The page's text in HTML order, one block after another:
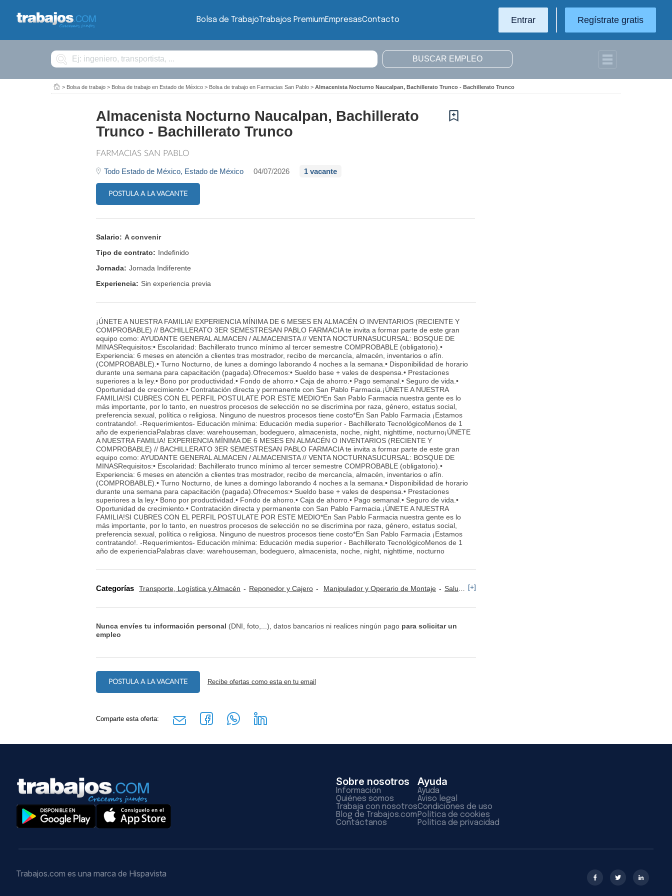
Bolsa de TrabajoTrabajos PremiumEmpresasContacto Entrar Regístrate gratis
Buscar
> Bolsa de trabajo > Bolsa de trabajo en Estado de México > Bolsa de trabajo en Farmacias San Pablo > Almacenista Nocturno Naucalpan, Bachillerato Trunco - Bachillerato Trunco
Almacenista Nocturno Naucalpan, Bachillerato
Trunco - Bachillerato Trunco
FARMACIAS SAN PABLO
Todo Estado de México, Estado de México 04/07/2026 1 vacante
POSTULA A LA VACANTE
Salario: A convenir
Tipo de contrato: Indefinido
Jornada: Jornada Indiferente
Experiencia: Sin experiencia previa
¡ÚNETE A NUESTRA FAMILIA! EXPERIENCIA MÍNIMA DE 6 MESES EN ALMACÉN O INVENTARIOS (RECIENTE Y
COMPROBABLE) // BACHILLERATO 3ER SEMESTRESAN PABLO FARMACIA te invita a formar parte de este gran
equipo como: AYUDANTE GENERAL ALMACEN / ALMACENISTA // VENTA NOCTURNASUCURSAL: BOSQUE DE
MINASRequisitos:• Escolaridad: Bachillerato trunco mínimo al tercer semestre COMPROBABLE (obligatorio).•
Experiencia: 6 meses en atención a clientes tras mostrador, recibo de mercancía, almacén, inventarios o afín.
(COMPROBABLE).• Turno Nocturno, de lunes a domingo laborando 4 noches a la semana.• Disponibilidad de horario
durante una semana para capacitación (pagada).Ofrecemos:• Sueldo base + vales de despensa.• Prestaciones
superiores a la ley.• Bono por productividad.• Fondo de ahorro.• Caja de ahorro.• Pago semanal.• Seguro de vida.•
Oportunidad de crecimiento.• Contratación directa y permanente con San Pablo Farmacia.¡ÚNETE A NUESTRA
FAMILIA!SI CUBRES CON EL PERFIL POSTULATE POR ESTE MEDIO*En San Pablo Farmacia nuestra gente es lo
más importante, por lo tanto, en nuestros procesos de selección no se discrimina por raza, género, estatus social,
preferencia sexual, política o religiosa. Ninguno de nuestros procesos tiene costo*En San Pablo Farmacia ¡Estamos
contratando!. -Requerimientos- Educación mínima: Educación media superior - Bachillerato TecnológicoMenos de 1
año de experienciaPalabras clave: warehouseman, bodeguero, almacenista, noche, night, nighttime, nocturno¡ÚNETE
A NUESTRA FAMILIA! EXPERIENCIA MÍNIMA DE 6 MESES EN ALMACÉN O INVENTARIOS (RECIENTE Y
COMPROBABLE) // BACHILLERATO 3ER SEMESTRESAN PABLO FARMACIA te invita a formar parte de este gran
equipo como: AYUDANTE GENERAL ALMACEN / ALMACENISTA // VENTA NOCTURNASUCURSAL: BOSQUE DE
MINASRequisitos:• Escolaridad: Bachillerato trunco mínimo al tercer semestre COMPROBABLE (obligatorio).•
Experiencia: 6 meses en atención a clientes tras mostrador, recibo de mercancía, almacén, inventarios o afín.
(COMPROBABLE).• Turno Nocturno, de lunes a domingo laborando 4 noches a la semana.• Disponibilidad de horario
durante una semana para capacitación (pagada).Ofrecemos:• Sueldo base + vales de despensa.• Prestaciones
superiores a la ley.• Bono por productividad.• Fondo de ahorro.• Caja de ahorro.• Pago semanal.• Seguro de vida.•
Oportunidad de crecimiento.• Contratación directa y permanente con San Pablo Farmacia.¡ÚNETE A NUESTRA
FAMILIA!SI CUBRES CON EL PERFIL POSTULATE POR ESTE MEDIO*En San Pablo Farmacia nuestra gente es lo
más importante, por lo tanto, en nuestros procesos de selección no se discrimina por raza, género, estatus social,
preferencia sexual, política o religiosa. Ninguno de nuestros procesos tiene costo*En San Pablo Farmacia ¡Estamos
contratando!. -Requerimientos- Educación mínima: Educación media superior - Bachillerato TecnológicoMenos de 1
año de experienciaPalabras clave: warehouseman, bodeguero, almacenista, noche, night, nighttime, nocturno
Categorías Transporte, Logística y Almacén Reponedor y Cajero Manipulador y Operario de Montaje Salud / Medicina [+]
Nunca envíes tu información personal (DNI, foto,...), datos bancarios ni realices ningún pago para solicitar un
empleo
POSTULA A LA VACANTE Recibe ofertas como esta en tu email
Comparte esta oferta:
Sobre nosotros
Información
Quiénes somos
Trabaja con nosotros
Blog de Trabajos.com
Contáctanos
Ayuda
Ayuda
Aviso legal
Condiciones de uso
Política de cookies
Política de privacidad
Trabajos.com es una marca de Hispavista